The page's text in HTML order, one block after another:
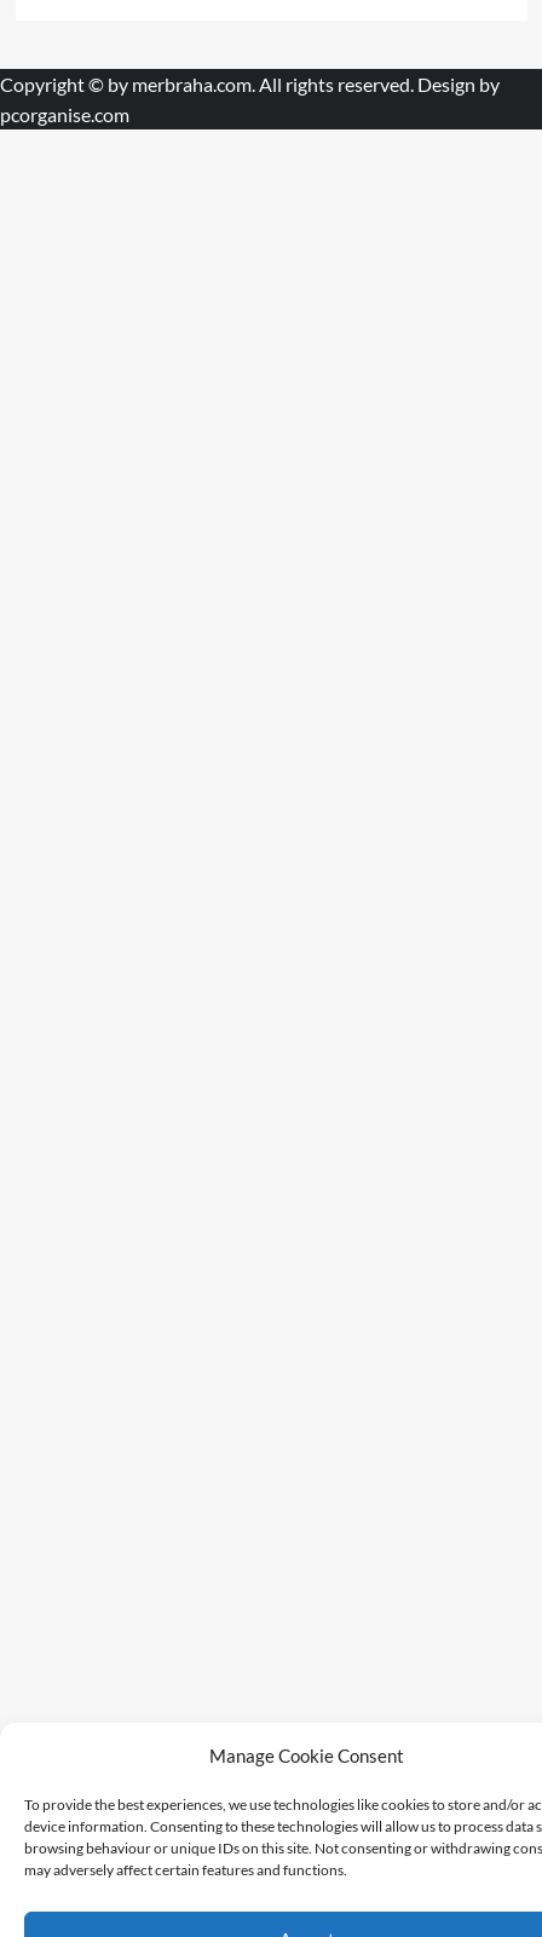
Manage Cookie Consent
To provide the best experiences, we use technologies like cookies to store and/or
device information. Consenting to these technologies will allow us to process data
browsing behaviour or unique IDs on this site. Not consenting or withdrawing
may adversely affect certain features and functions.
Copyright © by merbraha.com. All rights reserved. Design by
pcorganise.com